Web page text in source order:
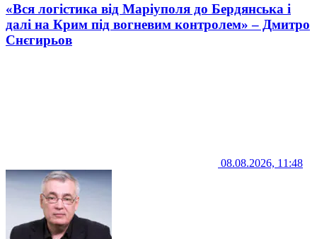
«Вся логістика від Маріуполя до Бердянська і
далі на Крим під вогневим контролем» – Дмитро
Снєгирьов
08.08.2026, 11:48